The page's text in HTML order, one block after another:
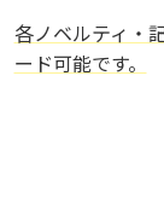
各ノベルティ・
ード可能です。